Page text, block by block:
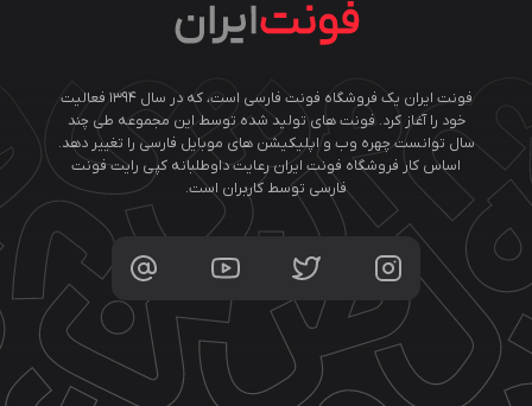
فونت ایران یک فروشگاه فونت فارسی است، که در سال ۱۳۹۴ فعالیت
خود را آغاز کرد. فونت های تولید شده توسط این مجموعه طی چند
سال توانست چهره وب و اپلیکیشن های موبایل فارسی را تغییر دهد.
اساس کار فروشگاه فونت ایران رعایت داوطلبانه کپی رایت فونت
فارسی توسط کاربران است.